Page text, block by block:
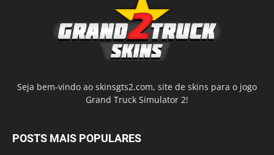
Seja bem-vindo ao skinsgts2.com, site de skins para o jogo
Grand Truck Simulator 2!
POSTS MAIS POPULARES